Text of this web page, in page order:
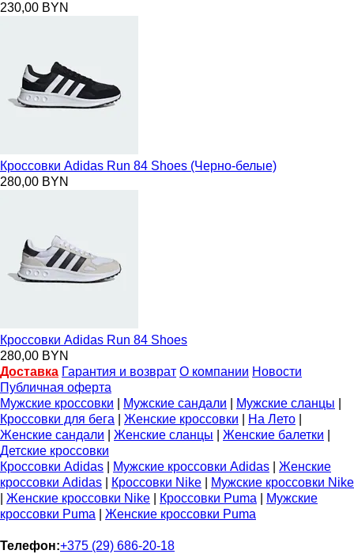
230,00 BYN
Кроссовки Adidas Run 84 Shoes (Черно-белые)
280,00 BYN
Кроссовки Adidas Run 84 Shoes
280,00 BYN
Доставка Гарантия и возврат О компании Новости
Публичная оферта
Мужские кроссовки
Мужские сандали Мужские сланцы
Кроссовки для бега
Женские кроссовки На Лето
Женские сандали
Женские сланцы Женские балетки
Детские кроссовки
Кроссовки Adidas
Мужские кроссовки Adidas
Женские
кроссовки Adidas
Кроссовки Nike
Мужские кроссовки Nike
Женские кроссовки Nike Кроссовки Puma
Мужские
кроссовки Puma
Женские кроссовки Puma
Телефон:+375 (29) 686-20-18